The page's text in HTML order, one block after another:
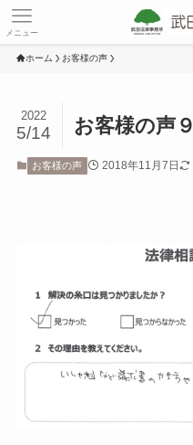
メニュー
ホーム お客様の声
お客様の声９
2022
5/14
お客様の声 2018年11月7日